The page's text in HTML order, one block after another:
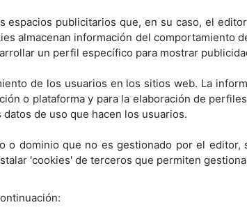
publicitarios que, en su caso, el
almacenan información del comportamiento
un perfil específico para mostrar
de los usuarios en los sitios web. La
o plataforma y para la elaboración de
de uso que hacen los usuarios.
dominio que no es gestionado por el
'cookies' de terceros que permiten